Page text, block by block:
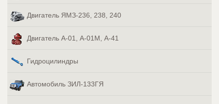
Двигатель ЯМЗ-236, 238, 240
Двигатель А-01, А-01М, А-41
Гидроцилиндры
Автомобиль ЗИЛ-133ГЯ